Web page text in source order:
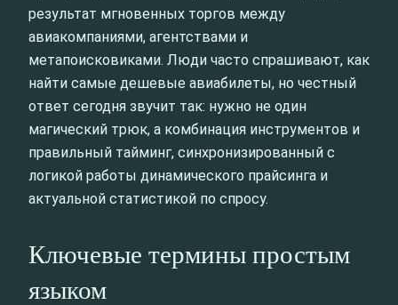
результат мгновенных торгов между
авиакомпаниями, агентствами и
метапоисковиками. Люди часто спрашивают, как
найти самые дешевые авиабилеты, но честный
ответ сегодня звучит так: нужно не один
магический трюк, а комбинация инструментов и
правильный тайминг, синхронизированный с
логикой работы динамического прайсинга и
актуальной статистикой по спросу.
Ключевые термины простым
языком